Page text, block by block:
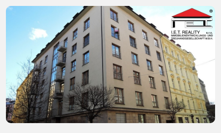
Další fotografie (22)